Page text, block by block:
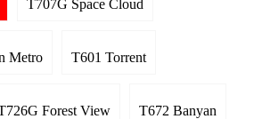
T707G Space Cloud
Metro T601 Torrent
Forest View T672 Banyan